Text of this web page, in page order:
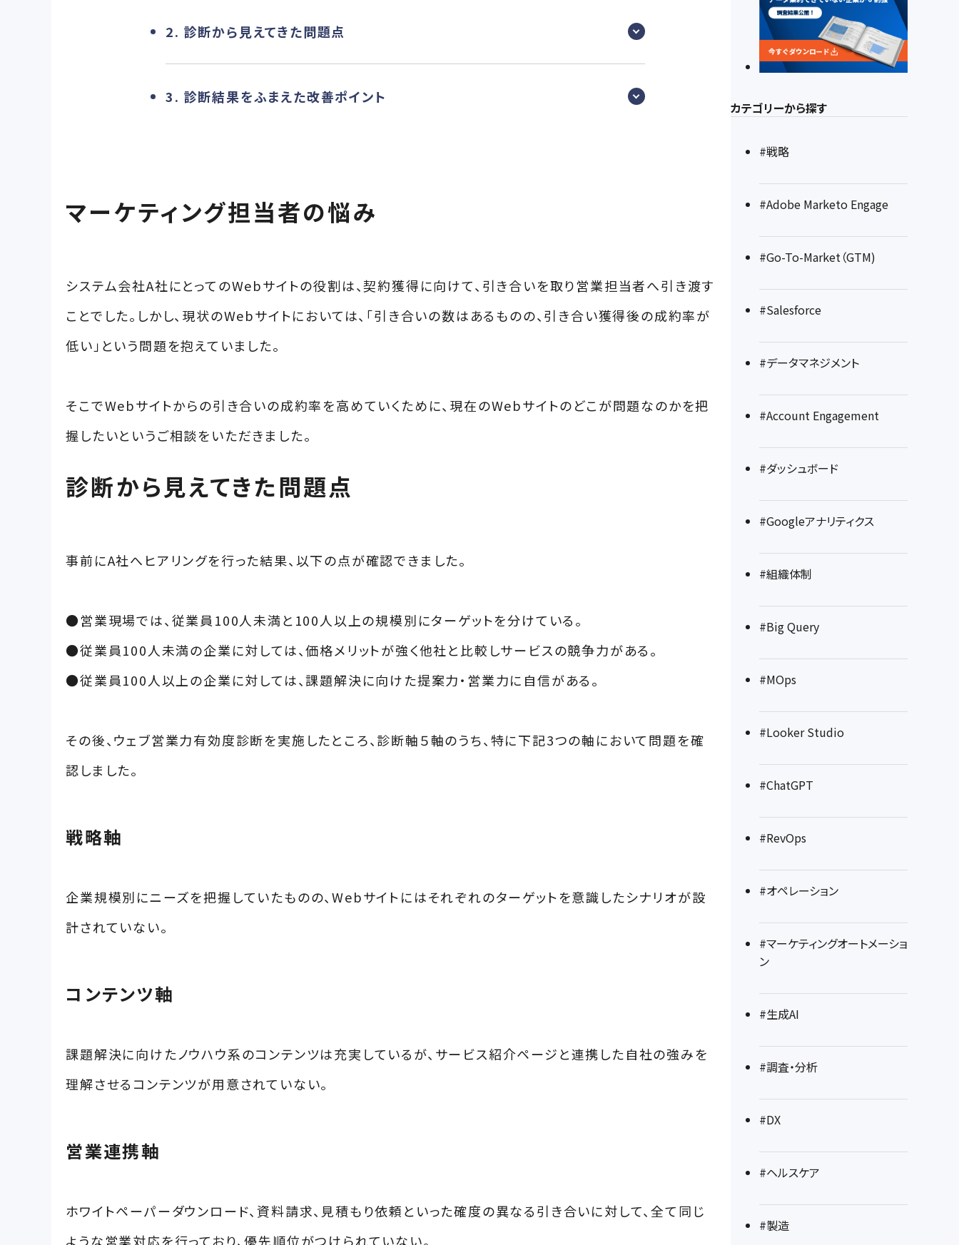
2. 診断から見えてきた問題点
3. 診断結果をふまえた改善ポイント
マーケティング担当者の悩み
システム会社A社にとってのWebサイトの役割は、契約獲得に向けて、引き合いを取り営業担当者へ引き渡す
ことでした。しかし、現状のWebサイトにおいては、「引き合いの数はあるものの、引き合い獲得後の成約率が
低い」という問題を抱えていました。
そこでWebサイトからの引き合いの成約率を高めていくために、現在のWebサイトのどこが問題なのかを把
握したいというご相談をいただきました。
診断から見えてきた問題点
事前にA社へヒアリングを行った結果、以下の点が確認できました。
●営業現場では、従業員100人未満と100人以上の規模別にターゲットを分けている。
●従業員100人未満の企業に対しては、価格メリットが強く他社と比較しサービスの競争力がある。
●従業員100人以上の企業に対しては、課題解決に向けた提案力・営業力に自信がある。
その後、ウェブ営業力有効度診断を実施したところ、診断軸５軸のうち、特に下記3つの軸において問題を確
認しました。
戦略軸
企業規模別にニーズを把握していたものの、Webサイトにはそれぞれのターゲットを意識したシナリオが設
計されていない。
コンテンツ軸
課題解決に向けたノウハウ系のコンテンツは充実しているが、サービス紹介ページと連携した自社の強みを
理解させるコンテンツが用意されていない。
営業連携軸
ホワイトペーパーダウンロード、資料請求、見積もり依頼といった確度の異なる引き合いに対して、全て同じ
ような営業対応を行っており、優先順位がつけられていない。
カテゴリーから探す
#戦略
#Adobe Marketo Engage
#Go-To-Market（GTM)
#Salesforce
#データマネジメント
#Account Engagement
#ダッシュボード
#Googleアナリティクス
#組織体制
#Big Query
#MOps
#Looker Studio
#ChatGPT
#RevOps
#オペレーション
#マーケティングオートメーショ
ン
#生成AI
#調査・分析
#DX
#ヘルスケア
#製造